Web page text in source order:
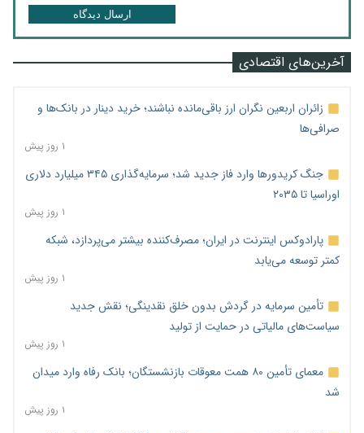
ارسال دیدگاه
آخرین‌های اقتصادی
زائران اربعین نگران ارز باقی‌مانده نباشند؛ خرید دینار در بانک‌ها و
صرافی‌ها
۱ روز پیش
جنگ کریدورها وارد فاز جدید شد؛ سرمایه‌گذاری ۳۴۵ میلیارد دلاری
اوراسیا تا ۲۰۳۵
۱ روز پیش
پارادوکس اینترنت در ایران؛ مصرف‌کننده بیشتر می‌پردازد، شبکه
کمتر توسعه می‌یابد
۱ روز پیش
تأمین سرمایه در گردش بدون خلق نقدینگی؛ نقش جدید
سیاست‌های مالیاتی در حمایت از تولید
۱ روز پیش
معمای تأمین ۸۰ همت معوقات بازنشستگان؛ بانک رفاه وارد میدان
شد
۱ روز پیش